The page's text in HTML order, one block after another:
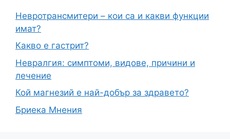
Невротрансмитери – кои са и какви функции
имат?
Какво е гастрит?
Невралгия: симптоми, видове, причини и
лечение
Кой магнезий е най-добър за здравето?
Бриека Мнения